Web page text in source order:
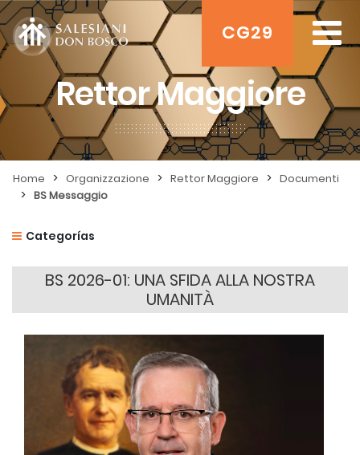
CG29
Rettor Maggiore
Home > Organizzazione > Rettor Maggiore > Documenti
> BS Messaggio
Categorías
BS 2026-01: UNA SFIDA ALLA NOSTRA
UMANITÀ